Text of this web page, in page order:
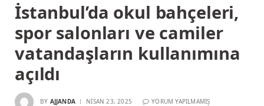
İstanbul’da okul bahçeleri,
spor salonları ve camiler
vatandaşların kullanımına
açıldı
BY AJJANDA NISAN 23, 2025 YORUM YAPILMAMIŞ